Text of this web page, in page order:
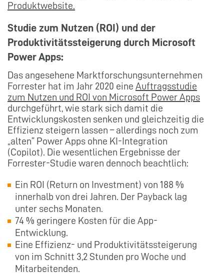
Produktwebsite.
Studie zum Nutzen (ROI) und der
Produktivitätssteigerung durch Microsoft
Power Apps:
Das angesehene Marktforschungsunternehmen
Forrester hat im Jahr 2020 eine Auftragsstudie
zum Nutzen und ROI von Microsoft Power Apps
durchgeführt, wie stark sich damit die
Entwicklungskosten senken und gleichzeitig die
Effizienz steigern lassen – allerdings noch zum
„alten“ Power Apps ohne KI-Integration
(Copilot). Die wesentlichen Ergebnisse der
Forrester-Studie waren dennoch beachtlich:
Ein ROI (Return on Investment) von 188 %
innerhalb von drei Jahren. Der Payback lag
unter sechs Monaten.
74 % geringere Kosten für die App-
Entwicklung.
Eine Effizienz- und Produktivitätssteigerung
von im Schnitt 3,2 Stunden pro Woche und
Mitarbeitenden.